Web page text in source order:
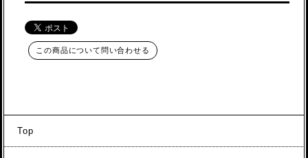
この商品について問い合わせる
Top